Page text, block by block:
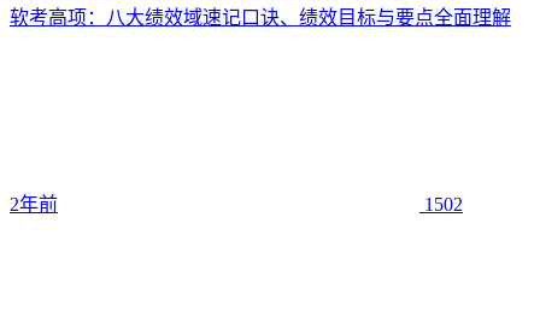
软考高项：八大绩效域速记口诀、绩效目标与要点全面理解
2年前 1502